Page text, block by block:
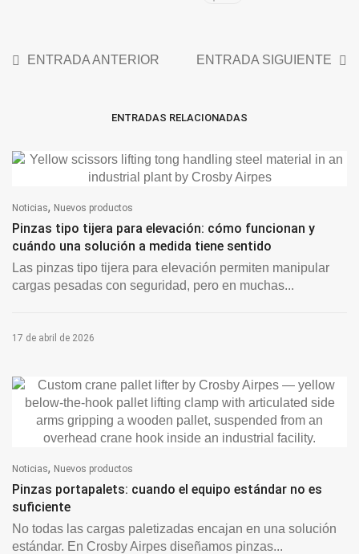
ENTRADA ANTERIOR ENTRADA SIGUIENTE
ENTRADAS RELACIONADAS
Noticias, Nuevos productos
Pinzas tipo tijera para elevación: cómo funcionan y
cuándo una solución a medida tiene sentido
Las pinzas tipo tijera para elevación permiten manipular
cargas pesadas con seguridad, pero en muchas...
17 de abril de 2026
Noticias, Nuevos productos
Pinzas portapalets: cuando el equipo estándar no es
suficiente
No todas las cargas paletizadas encajan en una solución
estándar. En Crosby Airpes diseñamos pinzas...